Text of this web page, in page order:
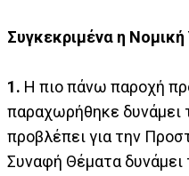
Συγκεκριμένα η
1. Η πιο πάνω παροχή
παραχωρήθηκε δυνάμει
προβλέπει για την
Συναφή Θέματα δυνάμει